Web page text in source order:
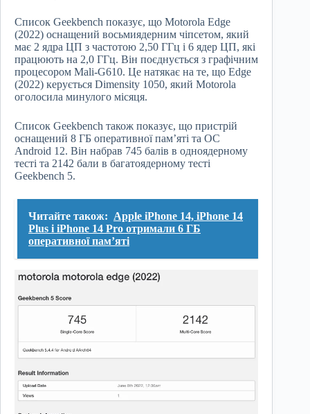
Список Geekbench показує, що Motorola Edge
(2022) оснащений восьмиядерним чіпсетом, який
має 2 ядра ЦП з частотою 2,50 ГГц і 6 ядер ЦП, які
працюють на 2,0 ГГц. Він поєднується з графічним
процесором Mali-G610. Це натякає на те, що Edge
(2022) керується Dimensity 1050, який Motorola
оголосила минулого місяця.
Список Geekbench також показує, що пристрій
оснащений 8 ГБ оперативної пам’яті та ОС
Android 12. Він набрав 745 балів в одноядерному
тесті та 2142 бали в багатоядерному тесті
Geekbench 5.
Читайте також: Apple iPhone 14, iPhone 14
Plus і iPhone 14 Pro отримали 6 ГБ
оперативної пам’яті